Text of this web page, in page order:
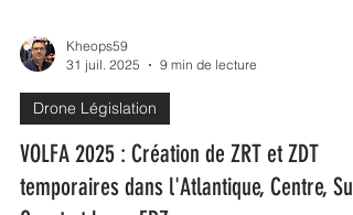
31 juil. 2025
9 min de lecture
Drone Législation